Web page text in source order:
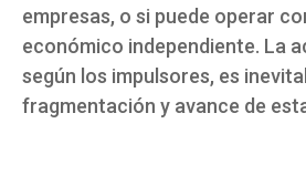
empresas, o si puede operar
económico independiente. La
según los impulsores, es
fragmentación y avance de